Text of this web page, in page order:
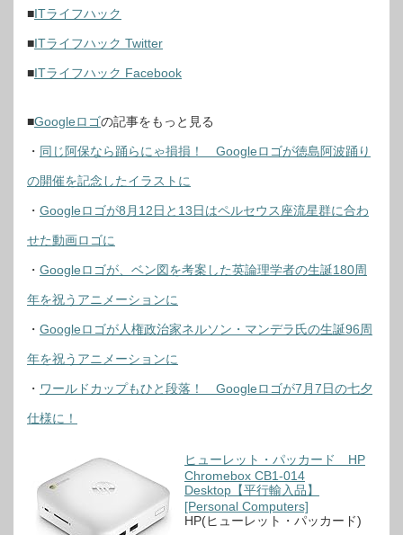
■ITライフハック
■ITライフハック Twitter
■ITライフハック Facebook
■Googleロゴの記事をもっと見る
・ 同じ阿保なら踊らにゃ損損！ Googleロゴが徳島阿波踊り
の開催を記念したイラストに
・ Googleロゴが8月12日と13日はペルセウス座流星群に合わ
せた動画ロゴに
・ Googleロゴが、ベン図を考案した英論理学者の生誕180周
年を祝うアニメーションに
・ Googleロゴが人権政治家ネルソン・マンデラ氏の生誕96周
年を祝うアニメーションに
・ ワールドカップもひと段落！ Googleロゴが7月7日の七夕
仕様に！
ヒューレット・パッカード HP
Chromebox CB1-014
Desktop【平行輸入品】
[Personal Computers]
HP(ヒューレット・パッカード)